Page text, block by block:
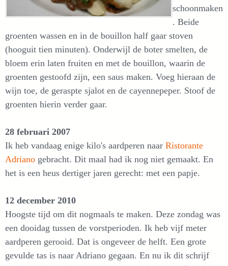
schoonmaken
. Beide
groenten wassen en in de bouillon half gaar stoven
(hooguit tien minuten). Onderwijl de boter smelten, de
bloem erin laten fruiten en met de bouillon, waarin de
groenten gestoofd zijn, een saus maken. Voeg hieraan de
wijn toe, de geraspte sjalot en de cayennepeper. Stoof de
groenten hierin verder gaar.
28 februari 2007
Ik heb vandaag enige kilo's aardperen naar Ristorante
Adriano gebracht. Dit maal had ik nog niet gemaakt. En
het is een heus dertiger jaren gerecht: met een papje.
12 december 2010
Hoogste tijd om dit nogmaals te maken. Deze zondag was
een dooidag tussen de vorstperioden. Ik heb vijf meter
aardperen gerooid. Dat is ongeveer de helft. Een grote
gevulde tas is naar Adriano gegaan. En nu ik dit schrijf